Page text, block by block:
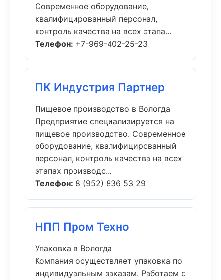
Современное оборудование,
квалифицированный персонал,
контроль качества на всех этапа...
Телефон: +7-969-402-25-23
ПК Индустрия Партнер
Пищевое производство в Вологда
Предприятие специализируется на
пищевое производство. Современное
оборудование, квалифицированный
персонал, контроль качества на всех
этапах производс...
Телефон: 8 (952) 836 53 29
НПП Пром Техно
Упаковка в Вологда
Компания осуществляет упаковка по
индивидуальным заказам. Работаем с